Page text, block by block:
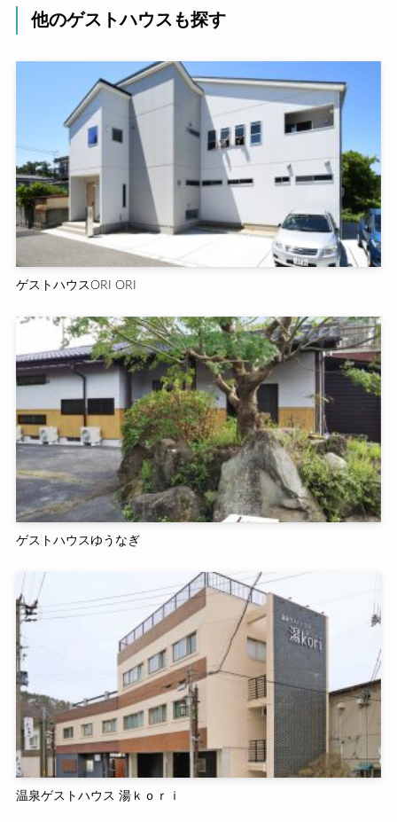
他のゲストハウスも探す
ゲストハウスORI ORI
ゲストハウスゆうなぎ
温泉ゲストハウス 湯ｋｏｒｉ